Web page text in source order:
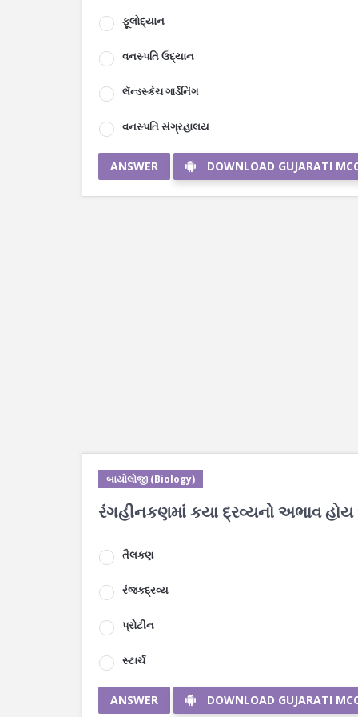
ફૂલોદ્યાન
વનસ્પતિ ઉદ્યાન
લૅન્ડસ્કેચ ગાર્ડનિંગ
વનસ્પતિ સંગ્રહાલય
ANSWER DOWNLOAD GUJARATI
બાયોલોજી (Biology)
રંગહીનકણમાં કયા દ્રવ્યનો અભાવ હોય
તૈલકણ
રંજકદ્રવ્ય
પ્રોટીન
સ્ટાર્ચ
ANSWER DOWNLOAD GUJARATI